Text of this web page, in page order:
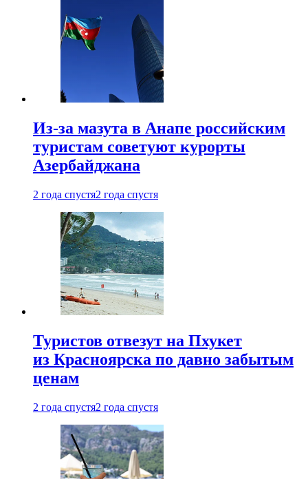
Из-за мазута в Анапе российским
туристам советуют курорты
Азербайджана
2 года спустя2 года спустя
Туристов отвезут на Пхукет
из Красноярска по давно забытым
ценам
2 года спустя2 года спустя